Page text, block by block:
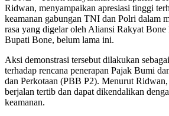
Ridwan, menyampaikan apresiasi tinggi
keamanan gabungan TNI dan Polri dalam
rasa yang digelar oleh Aliansi Rakyat Bone
Bupati Bone, belum lama ini.
Aksi demonstrasi tersebut dilakukan
terhadap rencana penerapan Pajak Bumi
dan Perkotaan (PBB P2). Menurut Ridwan,
berjalan tertib dan dapat dikendalikan
keamanan.